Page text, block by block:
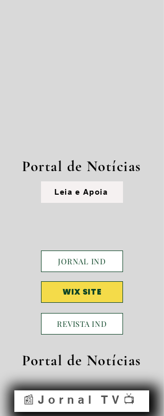
Portal de Notícias
Leia e Apoia
JORNAL IND
WIX SITE
REVISTA IND
Portal de Notícias
📰Jornal TV📺